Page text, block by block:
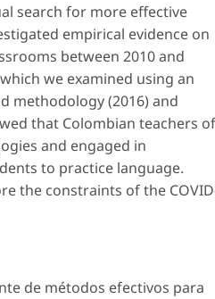
search for more effective
empirical evidence on
between 2010 and
we examined using an
methodology(2016) and
that Colombian teachers
and engaged in
to practice language.
the constraints of the
de métodos efectivos para